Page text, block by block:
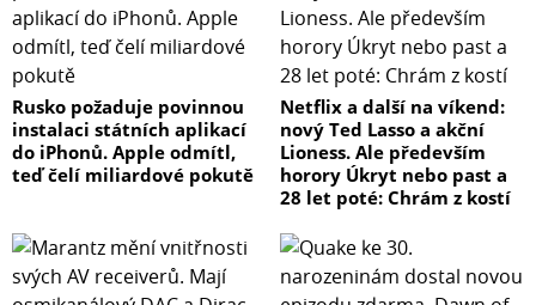
Rusko požaduje povinnou
instalaci státních aplikací
do iPhonů. Apple odmítl,
teď čelí miliardové pokutě
Netflix a další na víkend:
nový Ted Lasso a akční
Lioness. Ale především
horory Úkryt nebo past a
28 let poté: Chrám z kostí